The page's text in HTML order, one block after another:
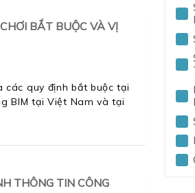
BẮT BUỘC VÀ VỊ
các quy định bắt buộc tại
BIM tại Việt Nam và tại
THÔNG TIN CÔNG